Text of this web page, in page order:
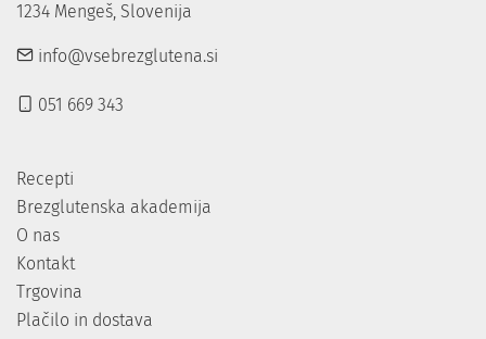
1234 Mengeš, Slovenija
info@vsebrezglutena.si
051 669 343
Recepti
Brezglutenska akademija
O nas
Kontakt
Trgovina
Plačilo in dostava